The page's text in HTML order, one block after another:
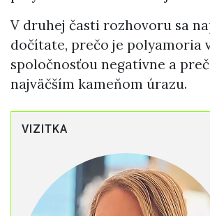
V druhej časti rozhovoru sa
dočítate, prečo je polyamoria
spoločnosťou negatívne a
najväčším kameňom úrazu.
VIZITKA